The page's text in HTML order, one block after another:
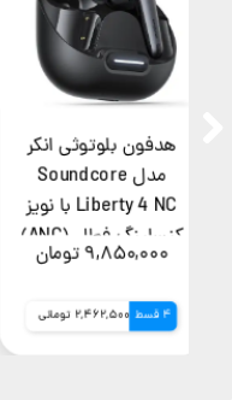
هدفون بلوتوثی انکر
مدل Soundcore
Liberty 4 NC با نویز
بهمراه گارانتی طلایی
۹,۸۵۰,۰۰۰ تومان
4 قسط 2,462,500 تومانی